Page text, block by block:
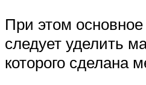
При этом
следует уделить
которого сделана